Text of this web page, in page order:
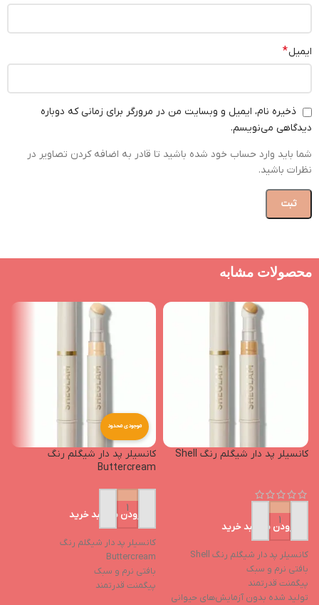
ایمیل*
ذخیره نام، ایمیل و وبسایت من در مرورگر برای زمانی که دوباره
دیدگاهی می‌نویسم.
شما باید وارد حساب خود شده باشید تا قادر به اضافه کردن تصاویر در
نظرات باشید.
محصولات مشابه
کانسیلر پد دار شیگلم رنگ Shell
افزودن به سبد خرید
کانسیلر پد دار شیگلم رنگ Shell
بافتی نرم و سبک
پیگمنت قدرتمند
تولید شده بدون آزمایش‌های حیوانی
موجودی محدود
کانسیلر پد دار شیگلم رنگ
Buttercream
افزودن به سبد خرید
کانسیلر پد دار شیگلم رنگ
Buttercream
بافتی نرم و سبک
پیگمنت قدرتمند